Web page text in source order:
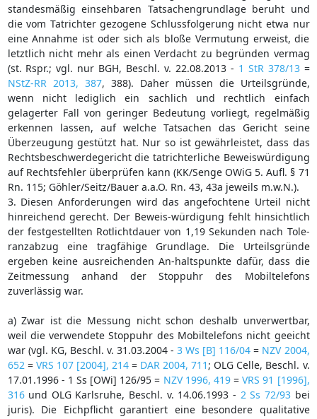
standesmäßig einsehbaren Tatsachengrundlage beruht und
die vom Tatrichter gezogene Schlussfolgerung nicht etwa nur
eine Annahme ist oder sich als bloße Vermutung erweist, die
letztlich nicht mehr als einen Verdacht zu begründen vermag
(st. Rspr.; vgl. nur BGH, Beschl. v. 22.08.2013 - 1 StR 378/13=
NStZ-RR 2013, 387, 388). Daher müssen die Urteilsgründe,
wenn nicht lediglich ein sachlich und rechtlich einfach
gelagerter Fall von geringer Bedeutung vorliegt, regelmäßig
erkennen lassen, auf welche Tatsachen das Gericht seine
Überzeugung gestützt hat. Nur so ist gewährleistet, dass das
Rechtsbeschwerdegericht die tatrichterliche Beweiswürdigung
auf Rechtsfehler überprüfen kann (KK/Senge OWiG 5. Aufl. § 71
Rn. 115; Göhler/Seitz/Bauer a.a.O. Rn. 43, 43a jeweils m.w.N.).
3. Diesen Anforderungen wird das angefochtene Urteil nicht
hinreichend gerecht. Der Beweis-würdigung fehlt hinsichtlich
der festgestellten Rotlichtdauer von 1,19 Sekunden nach Tole-
ranzabzug eine tragfähige Grundlage. Die Urteilsgründe
ergeben keine ausreichenden An-haltspunkte dafür, dass die
Zeitmessung anhand der Stoppuhr des Mobiltelefons
zuverlässig war.
a) Zwar ist die Messung nicht schon deshalb unverwertbar,
weil die verwendete Stoppuhr des Mobiltelefons nicht geeicht
war (vgl. KG, Beschl. v. 31.03.2004 -3 Ws [B] 116/04 = NZV 2004,
652 = VRS 107 [2004], 214= DAR 2004, 711 ; OLG Celle, Beschl. v.
17.01.1996 - 1 Ss [OWi] 126/95 = NZV 1996, 419=VRS 91 [1996],
316und OLG Karlsruhe, Beschl. v. 14.06.1993 - 2 Ss 72/93bei
juris). Die Eichpflicht garantiert eine besondere qualitative